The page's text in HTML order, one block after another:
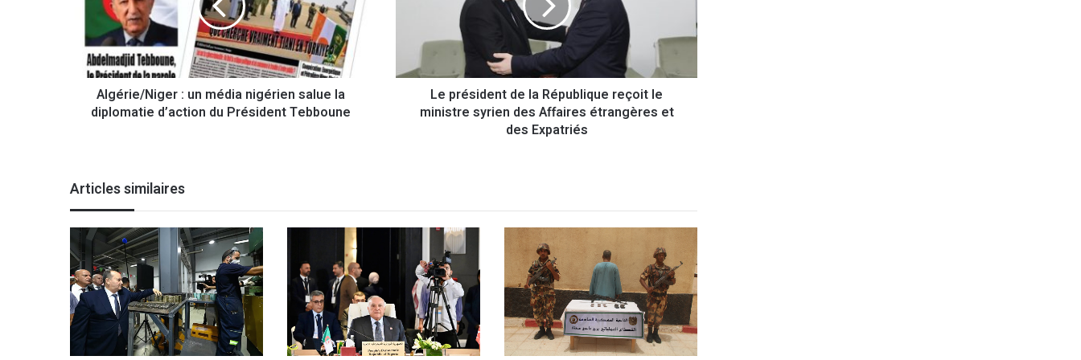
n
m
é
d
a
n
i
g
Algérie/Niger : un média nigérien salue la
diplomatie d’action du Président Tebboune
e
é
p
b
q
u
e
Le président de la République reçoit le
ministre syrien des Affaires étrangères et
des Expatriés
Articles similaires